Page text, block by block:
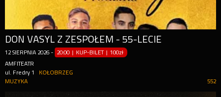
DON VASYL Z ZESPOŁEM - 55-LECIE
12 SIERPNIA 2026 - 20:00 | KUP-BILET |100zł
AMFITEATR
ul. Fredry 1
KOŁOBRZEG
552
MUZYKA